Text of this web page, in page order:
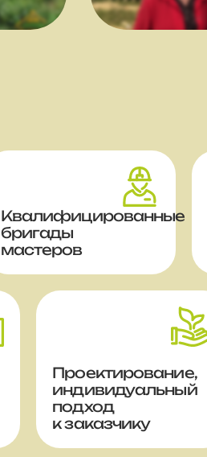
Квалифицированные
бригады
мастеров
Проектирование,
индивидуальный
подход
к заказчику